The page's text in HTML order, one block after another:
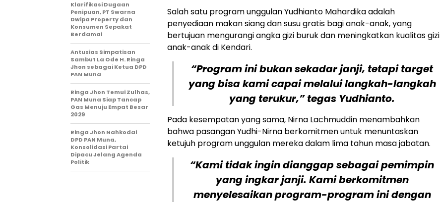
Salah satu program unggulan Yudhianto Mahardika adalah
penyediaan makan siang dan susu gratis bagi anak-anak, yang
bertujuan mengurangi angka gizi buruk dan meningkatkan kualitas gizi
anak-anak di Kendari.
“Program ini bukan sekadar janji, tetapi target
yang bisa kami capai melalui langkah-langkah
yang terukur,” tegas Yudhianto.
Pada kesempatan yang sama, Nirna Lachmuddin menambahkan
bahwa pasangan Yudhi-Nirna berkomitmen untuk menuntaskan
ketujuh program unggulan mereka dalam lima tahun masa jabatan.
“Kami tidak ingin dianggap sebagai pemimpin
yang ingkar janji. Kami berkomitmen
menyelesaikan program-program ini dengan
Klarifikasi Dugaan
Penipuan, PT Swarna
Dwipa Property dan
Konsumen Sepakat
Berdamai
Antusias Simpatisan
Sambut La Ode H. Ringa
Jhon sebagai Ketua DPD
PAN Muna
Ringa Jhon Temui Zulhas,
PAN Muna Siap Tancap
Gas Menuju Empat Besar
2029
Ringa Jhon Nahkodai
DPD PAN Muna,
Konsolidasi Partai
Dipacu Jelang Agenda
Politik